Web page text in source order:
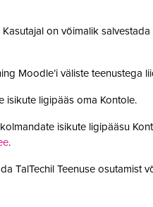
on võimalik
Moodle’i väliste teenustega
isikute ligipääs oma Kontole.
isikute ligipääsu
.
TalTechil Teenuse